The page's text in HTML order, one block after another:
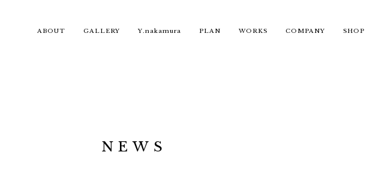
ABOUT GALLERY Y.nakamura PLAN WORKS COMPANY SHOP
NEWS